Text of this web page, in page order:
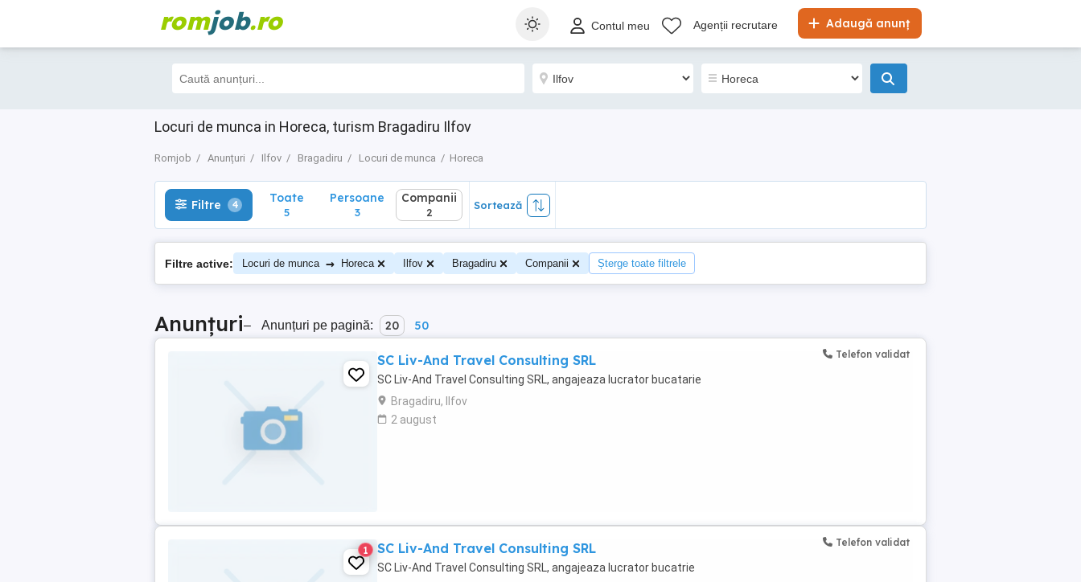
romjob.ro Adaugă anunț
Contul meu Agenții recrutare
Locuri de munca in Horeca, turism Bragadiru Ilfov
Romjob Anunțuri Ilfov Bragadiru Locuri de munca Horeca
Filtre 4 Toate
5
Filtre 4 Toate
5
Persoane
3
Companii
2
Sortează
Filtre active: Locuri de munca → Horeca Ilfov Bragadiru Companii Șterge toate filtrele
Anunțuri– Anunțuri pe pagină: 20 50
SC Liv-And Travel Consulting SRL
SC Liv-And Travel Consulting SRL, angajeaza lucrator bucatarie
Bragadiru, Ilfov
2 august
Telefon validat
1 SC Liv-And Travel Consulting SRL
SC Liv-And Travel Consulting SRL, angajeaza lucrator bucatrie
Telefon validat